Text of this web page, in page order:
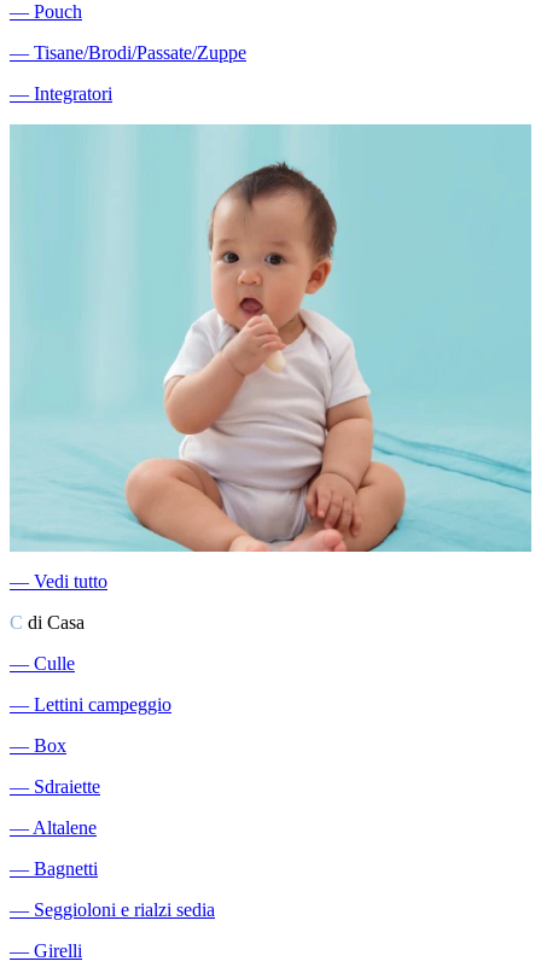
― Pouch
― Tisane/Brodi/Passate/Zuppe
― Integratori
― Vedi tutto
C di Casa
― Culle
― Lettini campeggio
― Box
― Sdraiette
―Altalene
― Bagnetti
― Seggioloni e rialzi sedia
― Girelli